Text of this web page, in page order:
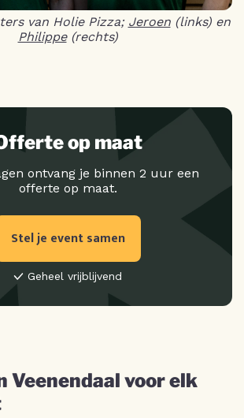
van Holie Pizza; Jeroen(links) en
Philippe(rechts)
op maat
ontvang je binnen 2 uur een
offerte op maat.
Stel je event samen
Geheel vrijblijvend
Veenendaal voor elk